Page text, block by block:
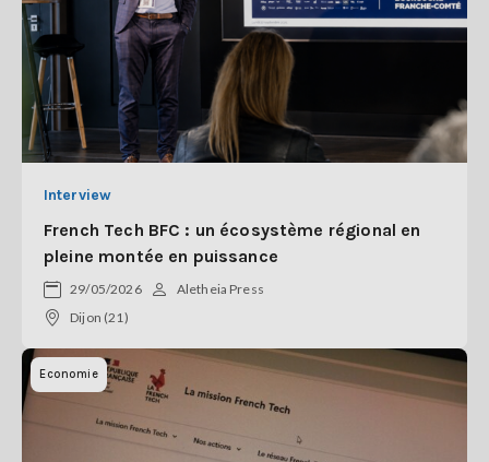
Interview
French Tech BFC : un écosystème régional en
pleine montée en puissance
29/05/2026
Aletheia Press
Dijon (21)
Economie